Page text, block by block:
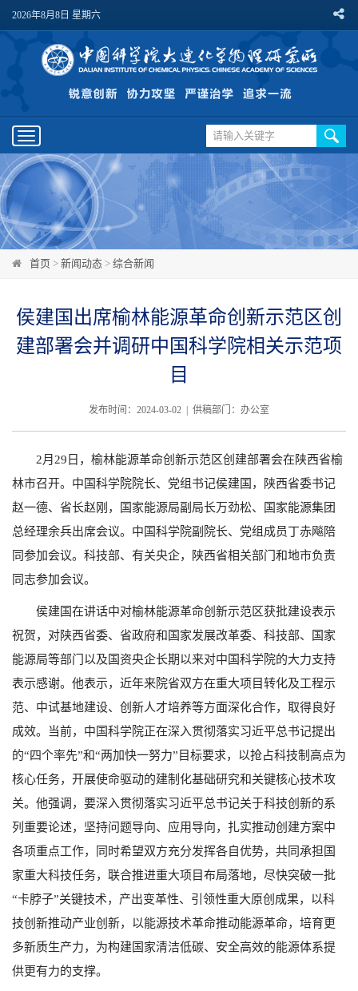
2026年8月8日 星期六
Toggle
navigation
首页 > 新闻动态 > 综合新闻
侯建国出席榆林能源革命创新示范区创
建部署会并调研中国科学院相关示范项
目
发布时间：2024-03-02 | 供稿部门：办公室
2月29日，榆林能源革命创新示范区创建部署会在陕西省榆
林市召开。中国科学院院长、党组书记侯建国，陕西省委书记
赵一德、省长赵刚，国家能源局副局长万劲松、国家能源集团
总经理余兵出席会议。中国科学院副院长、党组成员丁赤飚陪
同参加会议。科技部、有关央企，陕西省相关部门和地市负责
同志参加会议。
侯建国在讲话中对榆林能源革命创新示范区获批建设表示
祝贺，对陕西省委、省政府和国家发展改革委、科技部、国家
能源局等部门以及国资央企长期以来对中国科学院的大力支持
表示感谢。他表示，近年来院省双方在重大项目转化及工程示
范、中试基地建设、创新人才培养等方面深化合作，取得良好
成效。当前，中国科学院正在深入贯彻落实习近平总书记提出
的“四个率先”和“两加快一努力”目标要求，以抢占科技制高点为
核心任务，开展使命驱动的建制化基础研究和关键核心技术攻
关。他强调，要深入贯彻落实习近平总书记关于科技创新的系
列重要论述，坚持问题导向、应用导向，扎实推动创建方案中
各项重点工作，同时希望双方充分发挥各自优势，共同承担国
家重大科技任务，联合推进重大项目布局落地，尽快突破一批
“卡脖子”关键技术，产出变革性、引领性重大原创成果，以科
技创新推动产业创新，以能源技术革命推动能源革命，培育更
多新质生产力，为构建国家清洁低碳、安全高效的能源体系提
供更有力的支撑。